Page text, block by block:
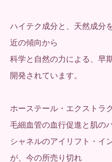
ハイテク成分と、天然成分
近の傾向から
科学と自然の力による、早
開発されています。
ホーステール・エクストラ
毛細血管の血行促進と肌の
シャネルのアイリフト・イ
が、今の所売り切れ